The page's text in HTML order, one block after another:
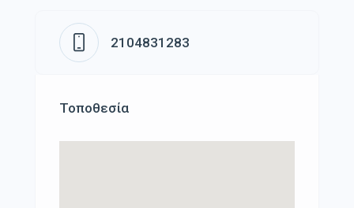
2104831283
Τοποθεσία